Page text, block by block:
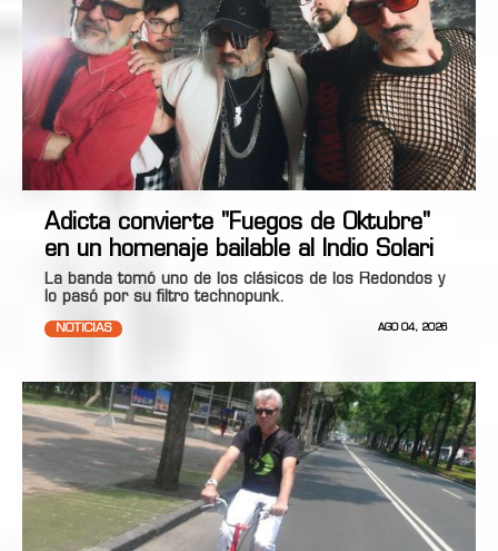
Adicta convierte "Fuegos de Oktubre"
en un homenaje bailable al Indio Solari
La banda tomó uno de los clásicos de los Redondos y
lo pasó por su filtro technopunk.
NOTICIAS AGO 04, 2026